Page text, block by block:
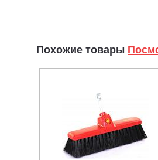
Похожие товары